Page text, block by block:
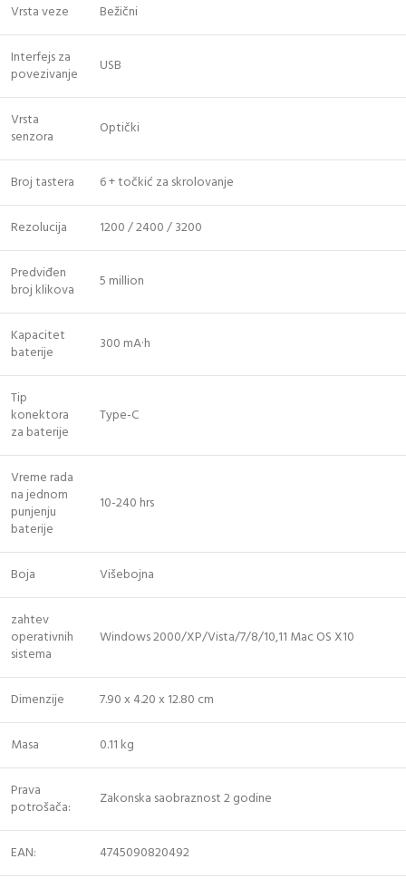
Vrsta veze Bežični
Interfejs za
povezivanje
USB
Vrsta
senzora
Optički
Broj tastera 6 + točkić za skrolovanje
Rezolucija 1200 / 2400 / 3200
Predviđen
broj klikova
5 million
Kapacitet
baterije
300 mA·h
Tip
konektora
za baterije
Type-C
Vreme rada
na jednom
punjenju
baterije
10-240 hrs
Boja Višebojna
zahtev
operativnih
sistema
Windows 2000/XP/Vista/7/8/10,11 Mac OS X10
Dimenzije 7.90 x 4.20 x 12.80 cm
Masa 0.11 kg
Prava
potrošača:
Zakonska saobraznost 2 godine
EAN: 4745090820492